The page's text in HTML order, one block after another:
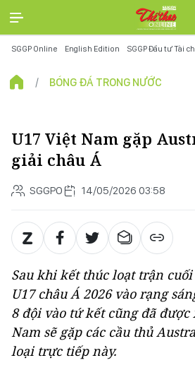
SGGP Online English Edition SGGP Đầu tư Tài
BÓNG ĐÁ TRONG NƯỚC
U17 Việt Nam gặp
giải châu Á
SGGPO 14/05/2026 03:58
Sau khi kết thúc loạt trận cuối
U17 châu Á 2026 vào rạng
8 đội vào tứ kết cũng đã được
Nam sẽ gặp các cầu thủ
loại trực tiếp này.